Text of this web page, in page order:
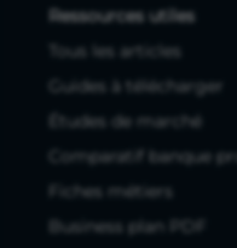
Ressources utiles
Tous les articles
Guides à télécharger
Études de marché
Comparatif banque pro
Fiches métiers
Business plan PDF